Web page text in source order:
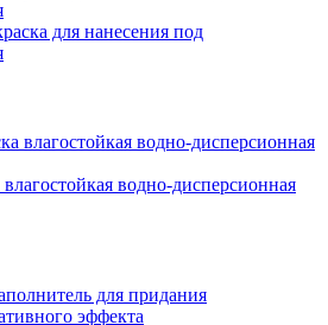
для нанесения под
водно-дисперсионная